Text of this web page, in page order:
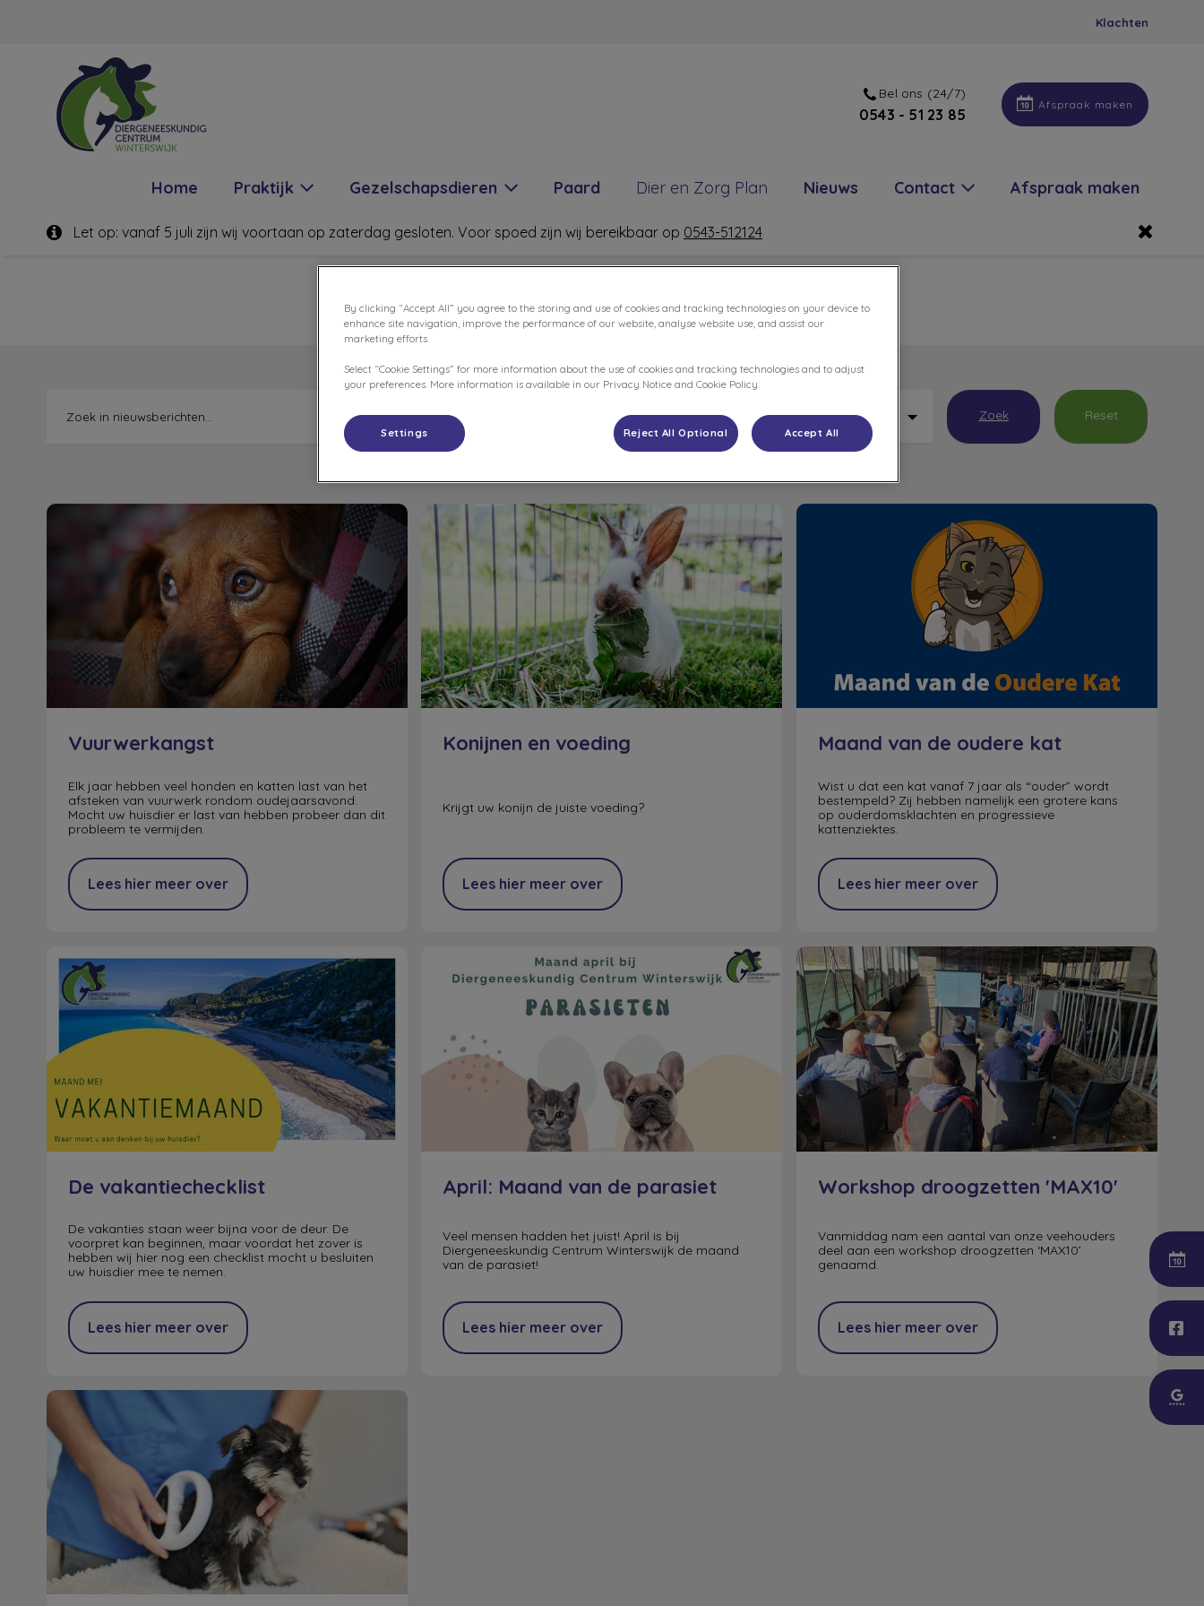
Klachten
Bel ons (24/7)
0543 - 51 23 85
Afspraak maken
Home Praktijk Gezelschapsdieren Paard Dier en Zorg Plan Nieuws Contact Afspraak maken
Let op: vanaf 5 juli zijn wij voortaan op zaterdag gesloten. Voor spoed zijn wij bereikbaar op 0543-512124
Filteren met Zoek Reset
Vuurwerkangst
Vuurwerkangst
Elk jaar hebben veel honden en katten last van het
afsteken van vuurwerk rondom oudejaarsavond.
Mocht uw huisdier er last van hebben probeer dan dit
probleem te vermijden.
Lees hier meer over
Konijnen en voeding
Konijnen en voeding
Krijgt uw konijn de juiste voeding?
Lees hier meer over
Maand van de oudere kat
Maand van de oudere kat
Wist u dat een kat vanaf 7 jaar als “ouder” wordt
bestempeld? Zij hebben namelijk een grotere kans
op ouderdomsklachten en progressieve
kattenziektes.
Lees hier meer over
De vakantiechecklist
De vakantiechecklist
De vakanties staan weer bijna voor de deur. De
voorpret kan beginnen, maar voordat het zover is
hebben wij hier nog een checklist mocht u besluiten
uw huisdier mee te nemen.
Lees hier meer over
April: Maand van de parasiet
April: Maand van de parasiet
Veel mensen hadden het juist! April is bij
Diergeneeskundig Centrum Winterswijk de maand
van de parasiet!
Lees hier meer over
Workshop droogzetten 'MAX10'
Workshop droogzetten 'MAX10'
Vanmiddag nam een aantal van onze veehouders
deel aan een workshop droogzetten ‘MAX10’
genaamd.
Lees hier meer over
Chippen en registreren honden
By clicking “Accept All” you agree to the storing and use of cookies and tracking technologies on your device to
enhance site navigation, improve the performance of our website, analyse website use, and assist our
marketing efforts.
Select “Cookie Settings” for more information about the use of cookies and tracking technologies and to adjust
your preferences. More information is available in our Privacy Notice and Cookie Policy.
Settings Reject All Optional Accept All